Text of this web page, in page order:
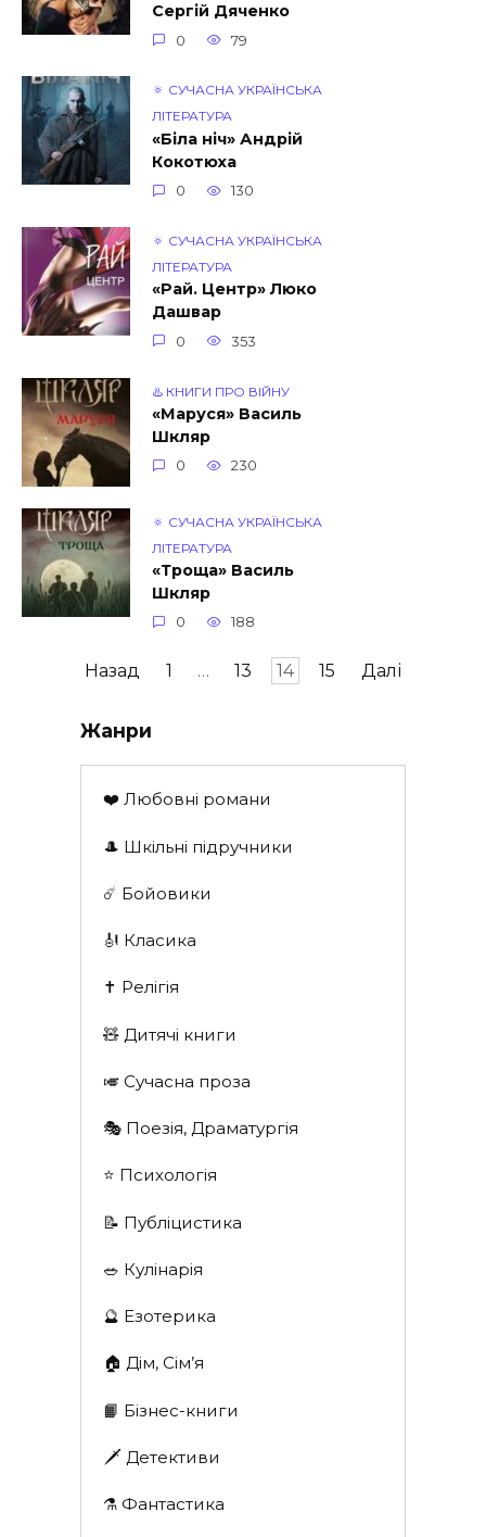
Сергій Дяченко
0 79
🔅 СУЧАСНА УКРАЇНСЬКА
ЛІТЕРАТУРА
«Біла ніч» Андрій
Кокотюха
0 130
🔅 СУЧАСНА УКРАЇНСЬКА
ЛІТЕРАТУРА
«Рай. Центр» Люко
Дашвар
0 353
♨️ КНИГИ ПРО ВІЙНУ
«Маруся» Василь
Шкляр
0 230
🔅 СУЧАСНА УКРАЇНСЬКА
ЛІТЕРАТУРА
«Троща» Василь
Шкляр
0 188
НавігаціяНазад 1 … 13 14 15 Далі
Жанри
❤️ Любовні романи
🎩 Шкільні підручники
☄️ Бойовики
🎻 Класика
✝️ Релігія
🧸 Дитячі книги
🎺 Сучасна проза
🎭 Поезія, Драматургія
⭐️ Психологія
📝 Публіцистика
🥗 Кулінарія
🔮 Езотерика
🏠 Дім, Сім’я
📙 Бізнес-книги
🗡 Детективи
⚗️ Фантастика